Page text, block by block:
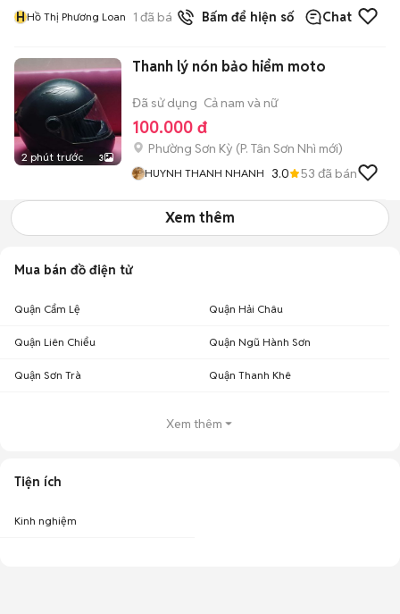
HHồ Thị Phương Loan 1 đã bán Bấm để hiện số Chat
2 phút trước 3
Thanh lý nón bảo hiểm moto
Đã sử dụng Cả nam và nữ
100.000 đ
Phường Sơn Kỳ (P. Tân Sơn Nhì mới)
HUYNH THANH NHANH 3.0 53 đã bán
Xem thêm
Mua bán đồ điện tử
Quận Cẩm Lệ Quận Hải Châu
Quận Liên Chiểu Quận Ngũ Hành Sơn
Quận Sơn Trà Quận Thanh Khê
Xem thêm
Tiện ích
Kinh nghiệm